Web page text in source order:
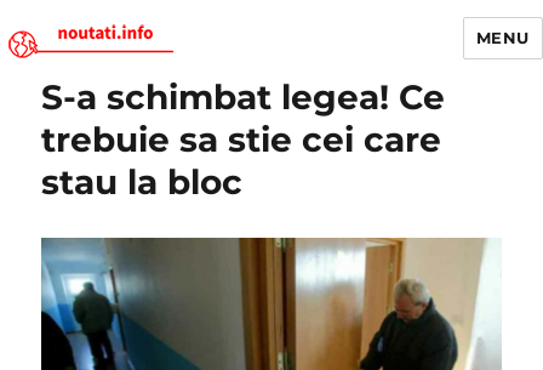
Noutati.Info
MENU
S-a schimbat legea! Ce
trebuie sa stie cei care
stau la bloc